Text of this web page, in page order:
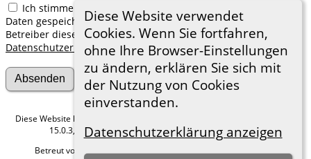
Diese Website verwendet
Cookies. Wenn Sie fortfahren,
ohne Ihre Browser-Einstellungen
zu ändern, erklären Sie sich mit
der Nutzung von Cookies
einverstanden.
Datenschutzerklärung anzeigen
Ich stimme zu, dass meine hier erfassten persönlichen
Daten gespeichert werden. Ich verstehe, dass ich jederzeit den
Betreiber dieser Website bitten kann, diese Daten zu löschen.
Datenschutzerklärung
Diese Website läuft mit
15.0.3, programmiert von Darrin Lythgoe © 2001-2026.
Betreut von